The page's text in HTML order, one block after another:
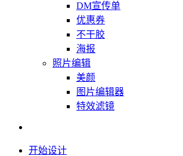
DM宣传单
优惠券
不干胶
海报
照片编辑
美颜
图片编辑器
特效滤镜
开始设计